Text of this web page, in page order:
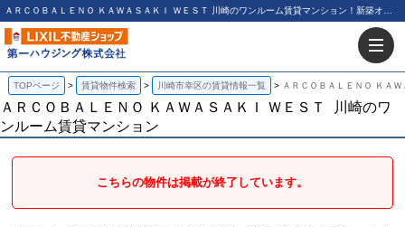
TOPページ 賃貸物件検索 川崎市幸区の賃貸情報一覧 ＡＲＣＯＢＡＬＥＮＯ ＫＡ
ＡＲＣＯＢＡＬＥＮＯ ＫＡＷＡＳＡＫＩ ＷＥＳＴ
川崎のワ
ンルーム賃貸マンション
こちらの物件は掲載が終了しています。